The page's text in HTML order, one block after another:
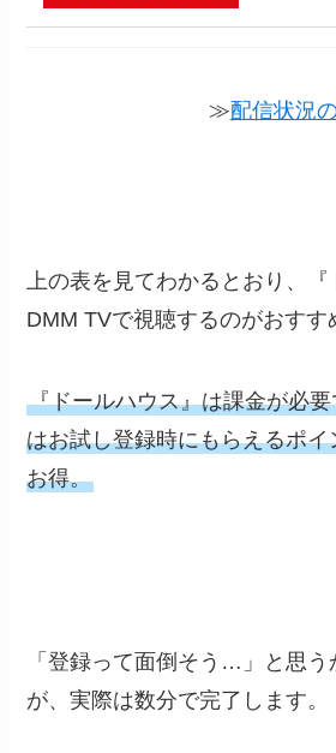
≫配信状況
上の表を見てわかるとおり、
DMM TVで視聴するのがおすす
『ドールハウス』は課金が必
はお試し登録時にもらえるポ
お得。
「登録って面倒そう…」と思
が、実際は数分で完了します。